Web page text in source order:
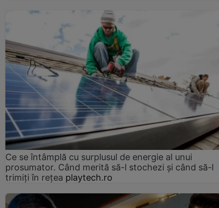
Ce se întâmplă cu surplusul de energie al unui
prosumator. Când merită să-l stochezi și când să-l
trimiți în rețea playtech.ro